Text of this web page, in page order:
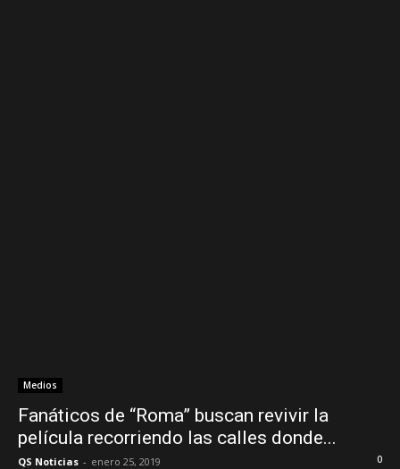
Medios
Fanáticos de “Roma” buscan revivir la
película recorriendo las calles donde...
QS Noticias - enero 25, 2019 0